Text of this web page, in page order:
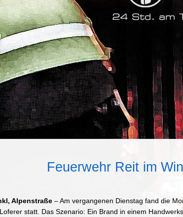
Feuerwehr Reit im
Alpenstraße – Am vergangenen Dienstag fand die
statt. Das Szenario: Ein Brand in einem